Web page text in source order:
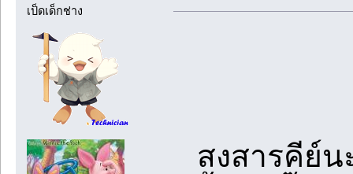
เป็ดเด็กช่าง
สงสารคีย์